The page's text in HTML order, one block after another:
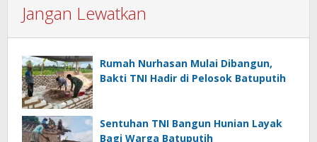
Jangan Lewatkan
Rumah Nurhasan Mulai Dibangun,
Bakti TNI Hadir di Pelosok Batuputih
Sentuhan TNI Bangun Hunian Layak
Bagi Warga Batuputih